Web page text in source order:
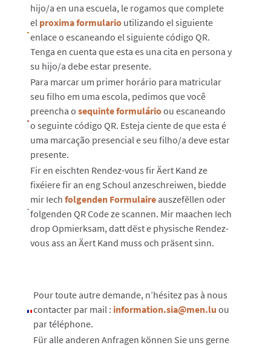
hijo/a en una escuela, le rogamos que complete
el proxima formularioutilizando el siguiente
enlace o escaneando el siguiente código QR.
Tenga en cuenta que esta es una cita en persona y
su hijo/a debe estar presente.
Para marcar um primer horário para matricular
seu filho em uma escola, pedimos que você
preencha o sequinte formulárioou escaneando
o seguinte código QR. Esteja ciente de que esta é
uma marcação presencial e seu filho/a deve estar
presente.
Fir en eischten Rendez-vous fir Äert Kand ze
fixéiere fir an eng Schoul anzeschreiwen, biedde
mir Iech folgenden Formulaireauszefëllen oder
folgenden QR Code ze scannen. Mir maachen Iech
drop Opmierksam, datt dëst e physische Rendez-
vous ass an Äert Kand muss och präsent sinn.
Pour toute autre demande, n’hésitez pas à nous
contacter par mail : information.sia@men.lu ou
par téléphone.
Für alle anderen Anfragen können Sie uns gerne